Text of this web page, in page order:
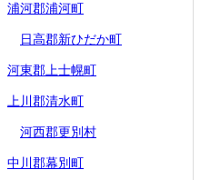
浦河郡浦河町
日高郡新ひだか町
河東郡上士幌町
上川郡清水町
河西郡更別村
中川郡幕別町